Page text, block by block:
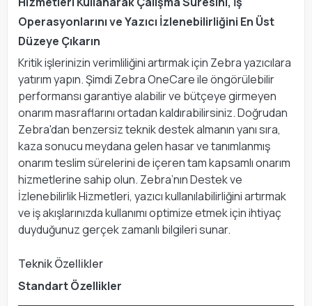
Operasyonlarını ve Yazıcı İzlenebilirliğini En Üst
Düzeye Çıkarın
Kritik işlerinizin verimliliğini artırmak için Zebra yazıcılara
yatırım yapın. Şimdi Zebra OneCare ile öngörülebilir
performansı garantiye alabilir ve bütçeye girmeyen
onarım masraflarını ortadan kaldırabilirsiniz. Doğrudan
Zebra'dan benzersiz teknik destek almanın yanı sıra,
kaza sonucu meydana gelen hasar ve tanımlanmış
onarım teslim sürelerini de içeren tam kapsamlı onarım
hizmetlerine sahip olun. Zebra’nın Destek ve
İzlenebilirlik Hizmetleri, yazıcı kullanılabilirliğini artırmak
ve iş akışlarınızda kullanımı optimize etmek için ihtiyaç
duyduğunuz gerçek zamanlı bilgileri sunar.
Teknik Özellikler
Standart Özellikler